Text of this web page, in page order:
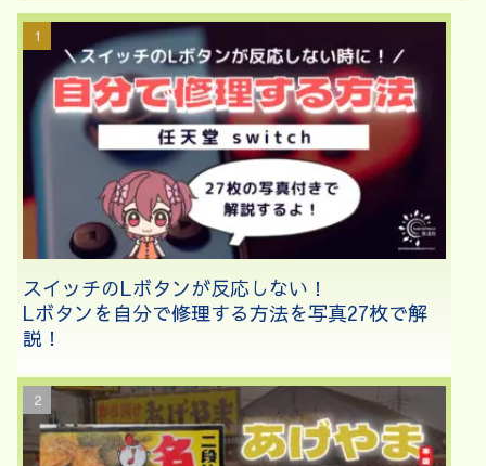
スイッチのLボタンが反応しない！
Lボタンを自分で修理する方法を写真27枚で解
説！